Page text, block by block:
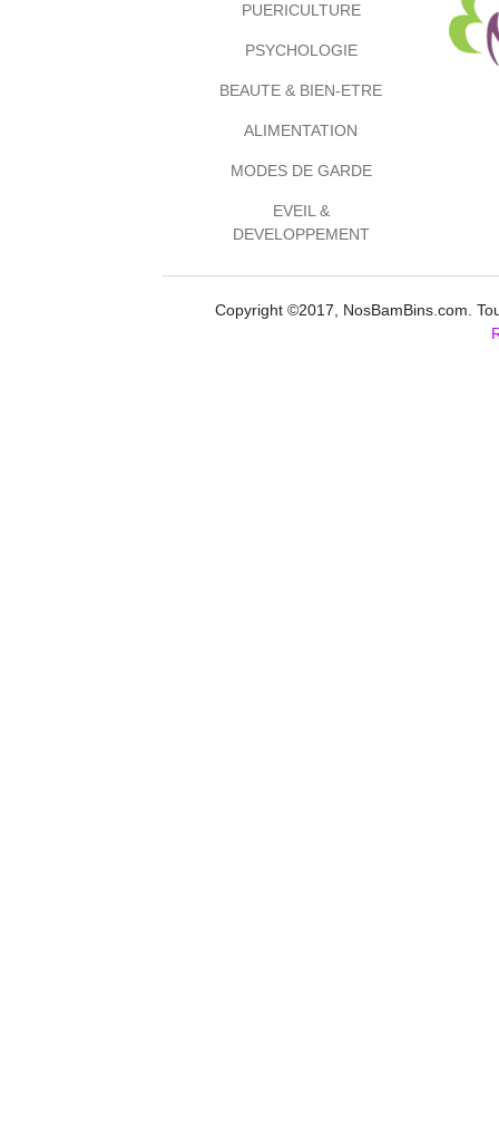
PUERICULTURE
PSYCHOLOGIE
BEAUTE & BIEN-ETRE
ALIMENTATION
MODES DE GARDE
EVEIL &
DEVELOPPEMENT
Copyright ©2017, NosBamBins.com.